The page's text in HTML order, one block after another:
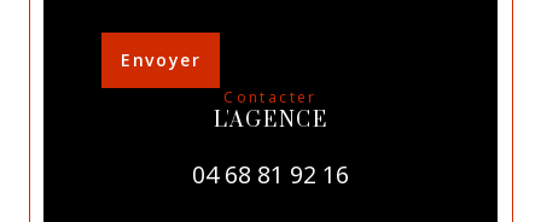
Envoyer
contacter
L'AGENCE
04 68 81 92 16